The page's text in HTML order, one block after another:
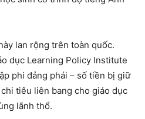
lan rộng trên toàn quốc.
dục Learning Policy Institute
phi đảng phái – số tiền bị giữ
tiêu liên bang cho giáo dục
lãnh thổ.